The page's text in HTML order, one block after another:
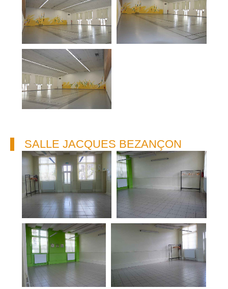
SALLE JACQUES BEZANÇON